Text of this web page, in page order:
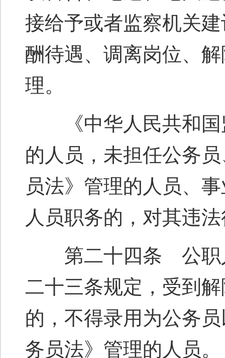
接给予或者监察机关
酬待遇、调离岗位、
理。
《中华人民共和国
的人员，未担任公务
员法》管理的人员、
人员职务的，对其违
第二十四条 公职人
二十三条规定，受到
的，不得录用为公务
务员法》管理的人员。